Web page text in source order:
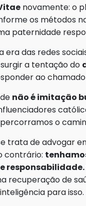
novamente: o
os métodos
paternidade
era das redes
a tentação do
ao
não é imitação
o
trata de advogar
contrário:
responsabilidade.
recuperação de
para isso.